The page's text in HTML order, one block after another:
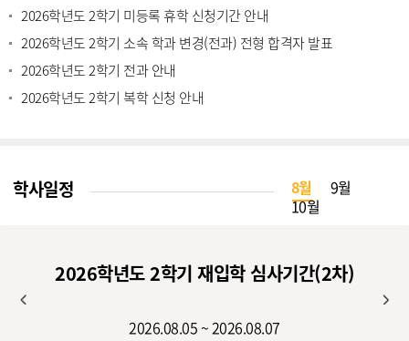
2026학년도 2학기 미등록 휴학 신청기간 안내
2026학년도 2학기 소속 학과 변경(전과) 전형 합격자 발표
2026학년도 2학기 전과 안내
2026학년도 2학기 복학 신청 안내
학사일정 8월
9월
10월
2026학년도 2학기 재입학 심사기간(2차)
2026.08.05 ~ 2026.08.07